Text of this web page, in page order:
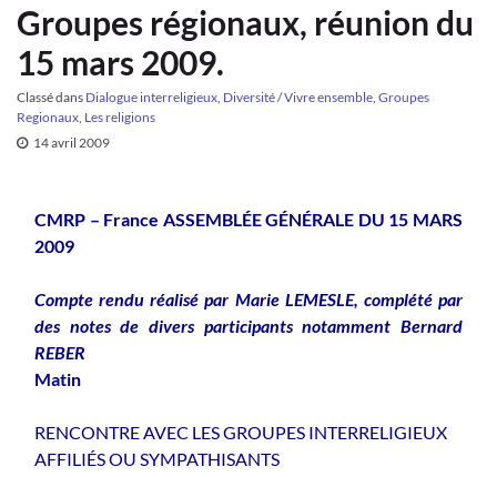
Groupes régionaux, réunion du
15 mars 2009.
Classé dans Dialogue interreligieux Diversité / Vivre ensemble Groupes
Regionaux Les religions
14 avril 2009
CMRP – France ASSEMBLÉE GÉNÉRALE DU 15 MARS
2009
Compte rendu réalisé par Marie LEMESLE, complété par
des notes de divers participants notamment Bernard
REBER
Matin
RENCONTRE AVEC LES GROUPES INTERRELIGIEUX
AFFILIÉS OU SYMPATHISANTS